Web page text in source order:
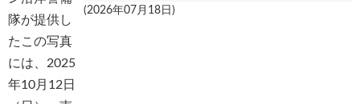
(2026年07月18日)